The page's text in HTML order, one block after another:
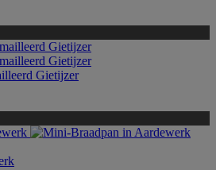
Gietijzer